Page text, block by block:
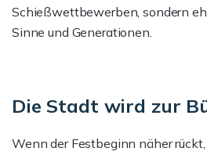
Schießwettbewerben, sondern
Sinne und Generationen.
Die Stadt wird zur
Wenn der Festbeginn näher